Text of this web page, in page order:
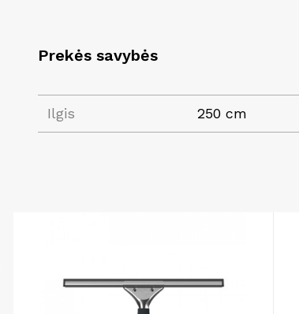
Prekės savybės
Ilgis 250 cm